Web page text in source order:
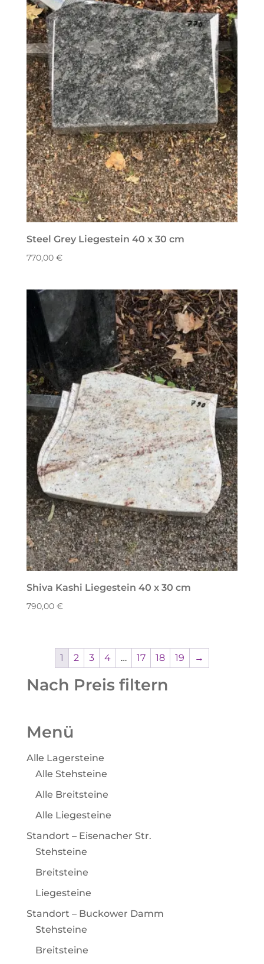
Steel Grey Liegestein 40 x 30 cm
770,00 €
Shiva Kashi Liegestein 40 x 30 cm
790,00 €
1 2 3 4 … 17 18 19 →
Nach Preis filtern
Menü
Alle Lagersteine
Alle Stehsteine
Alle Breitsteine
Alle Liegesteine
Standort – Eisenacher Str.
Stehsteine
Breitsteine
Liegesteine
Standort – Buckower Damm
Stehsteine
Breitsteine